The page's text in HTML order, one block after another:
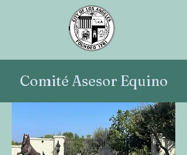
Comité Asesor Equino